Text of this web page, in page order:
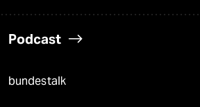
Podcast
bundestalk